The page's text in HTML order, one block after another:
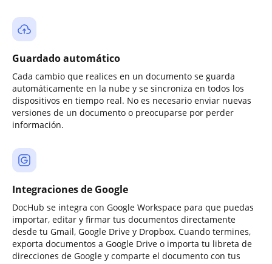
Guardado automático
Cada cambio que realices en un documento se guarda
automáticamente en la nube y se sincroniza en todos los
dispositivos en tiempo real. No es necesario enviar nuevas
versiones de un documento o preocuparse por perder
información.
Integraciones de Google
DocHub se integra con Google Workspace para que puedas
importar, editar y firmar tus documentos directamente
desde tu Gmail, Google Drive y Dropbox. Cuando termines,
exporta documentos a Google Drive o importa tu libreta de
direcciones de Google y comparte el documento con tus